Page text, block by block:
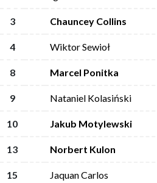
3 Chauncey Collins
4 Wiktor Sewioł
8 Marcel Ponitka
9 Nataniel Kolasiński
10 Jakub Motylewski
13 Norbert Kulon
15 Jaquan Carlos
3 Chauncey Collins
4 Wiktor Sewioł
8 Marcel Ponitka
9 Nataniel Kolasiński
10 Jakub Motylewski
13 Norbert Kulon
15 Jaquan Carlos